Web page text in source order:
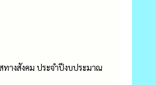
างสังคม ประจำปีงบประมาณ